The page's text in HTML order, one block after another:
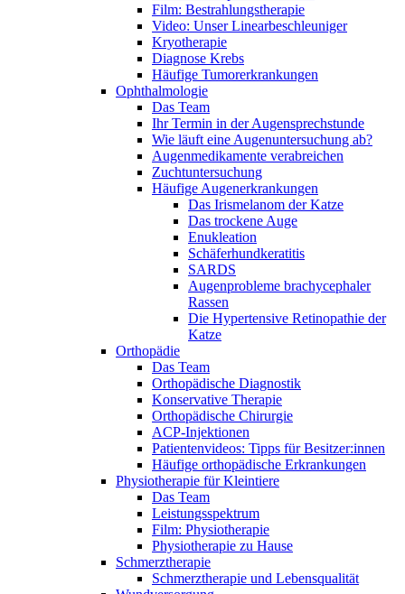
Film: Bestrahlungstherapie
Video: Unser Linearbeschleuniger
Kryotherapie
Diagnose Krebs
Häufige Tumorerkrankungen
Ophthalmologie
Das Team
Ihr Termin in der Augensprechstunde
Wie läuft eine Augenuntersuchung ab?
Augenmedikamente verabreichen
Zuchtuntersuchung
Häufige Augenerkrankungen
Das Irismelanom der Katze
Das trockene Auge
Enukleation
Schäferhundkeratitis
SARDS
Augenprobleme brachycephaler
Rassen
Die Hypertensive Retinopathie der
Katze
Orthopädie
Das Team
Orthopädische Diagnostik
Konservative Therapie
Orthopädische Chirurgie
ACP-Injektionen
Patientenvideos: Tipps für Besitzer:innen
Häufige orthopädische Erkrankungen
Physiotherapie für Kleintiere
Das Team
Leistungsspektrum
Film: Physiotherapie
Physiotherapie zu Hause
Schmerztherapie
Schmerztherapie und Lebensqualität